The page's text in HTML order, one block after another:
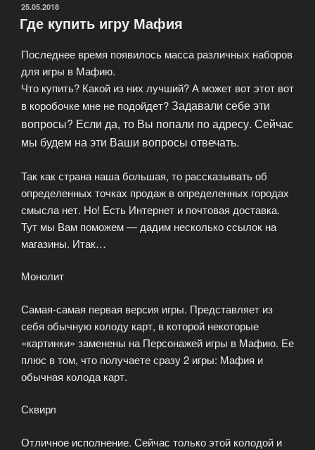
игру
ОПУБЛИКОВАНО
25.05.2018
Где купить игру Мафия
Последнее время появилось масса различных наборов
для игры в Мафию.
Что купить? Какой из них лучший? А может вот этот вот
в коробочке мне не подойдет?Задавали себе эти
вопросы? Если да, то Вы попали по адресу. Сейчас
мы будем на эти Ваши вопросы отвечать.
Так как страна наша большая, то рассказывать об
определенных точках продаж в определенных городах
смысла нет. Но! Есть Интернет и почтовая доставка.
Тут мы Вам поможем — дадим несколько ссылок на
магазины. Итак…
Монолит
Самая-самая первая версия игры. Представляет из
себя обычную колоду карт, в которой некоторые
«картинки» заменены на Персонажей игры в Мафию. Ее
плюс в том, что получаете сразу 2 игры: Мафия и
обычная колода карт.
Сквирл
Отличное исполнение. Сейчас только этой колодой и